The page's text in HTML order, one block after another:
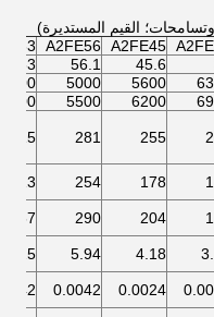
القيم المستديرة)
A2FE45
A2FE56
45.6
56.1
63
5600
5000
5000
6200
5500
5500
255
281
315
178
254
313
204
290
357
4.18
5.94
6.25
0.0024
0.0042